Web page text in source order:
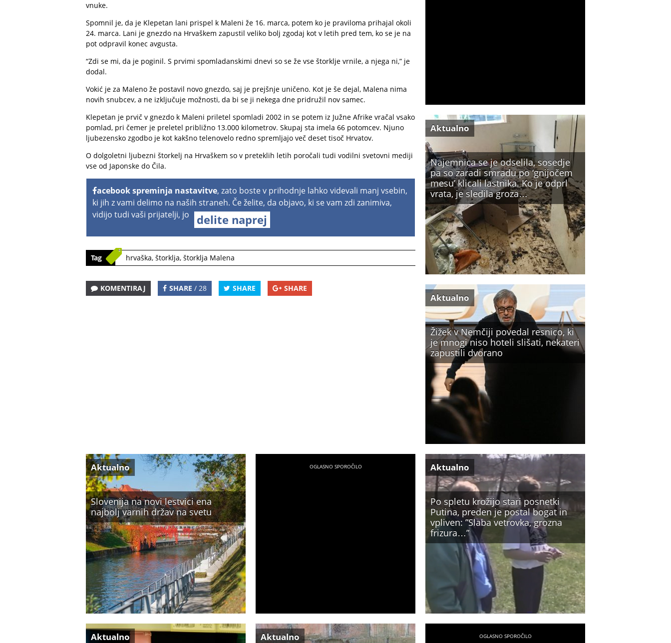
vnuke.
Spomnil je, da je Klepetan lani prispel k Maleni že 16. marca, potem ko je praviloma prihajal okoli
24. marca. Lani je gnezdo na Hrvaškem zapustil veliko bolj zgodaj kot v letih pred tem, ko se je na
pot odpravil konec avgusta.
“Zdi se mi, da je poginil. S prvimi spomladanskimi dnevi so se že vse štorklje vrnile, a njega ni,” je
dodal.
Vokić je za Maleno že postavil novo gnezdo, saj je prejšnje uničeno. Kot je še dejal, Malena nima
novih snubcev, a ne izključuje možnosti, da bi se ji nekega dne pridružil nov samec.
Klepetan je prvič v gnezdo k Maleni priletel spomladi 2002 in se potem iz Južne Afrike vračal vsako
pomlad, pri čemer je preletel približno 13.000 kilometrov. Skupaj sta imela 66 potomcev. Njuno
ljubezensko zgodbo je kot kakšno telenovelo redno spremljajo več deset tisoč Hrvatov.
O dolgoletni ljubezni štorkelj na Hrvaškem so v preteklih letih poročali tudi vodilni svetovni mediji
vse od Japonske do Čila.
acebook spreminja nastavitve, zato boste v prihodnje lahko videvali manj vsebin,
ki jih z vami delimo na naših straneh. Če želite, da objavo, ki se vam zdi zanimiva,
vidijo tudi vaši prijatelji, jo
delite naprej
Tag hrvaška, štorklja, štorklja Malena
KOMENTIRAJ SHARE / 28 SHARE SHARE
Najemnica se je odselila, sosedje
pa so zaradi smradu po ‘gnijočem
mesu’ klicali lastnika. Ko je odprl
vrata, je sledila groza…
Aktualno
Žižek v Nemčiji povedal resnico, ki
je mnogi niso hoteli slišati, nekateri
zapustili dvorano
Aktualno
Slovenija na novi lestvici ena
najbolj varnih držav na svetu
Aktualno
Po spletu krožijo stari posnetki
Putina, preden je postal bogat in
vpliven: ”Slaba vetrovka, grozna
frizura…”
Aktualno
Aktualno Aktualno